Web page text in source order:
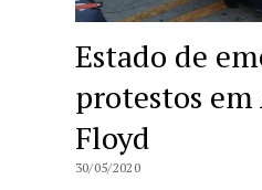
Estado de
protestos
Floyd
30/05/2020